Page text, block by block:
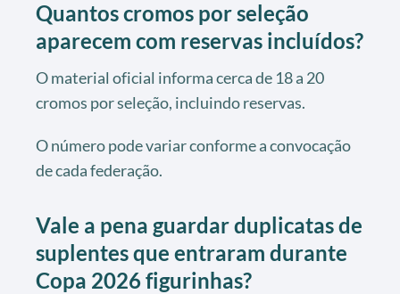
Quantos cromos por seleção
aparecem com reservas incluídos?
O material oficial informa cerca de 18 a 20
cromos por seleção, incluindo reservas.
O número pode variar conforme a convocação
de cada federação.
Vale a pena guardar duplicatas de
suplentes que entraram durante
Copa 2026 figurinhas?